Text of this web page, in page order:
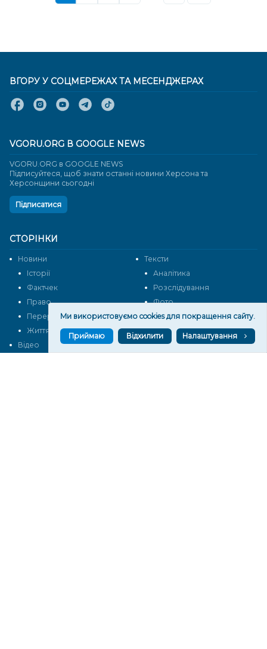
СТОРІНКИ
Новини
Тексти
Історії
Аналітика
Фактчек
Розслідування
Право
Фото
Перерва на каву
Промо
Життя
Блоги
Відео
Архів
ВГОРУ У СОЦМЕРЕЖАХ ТА МЕСЕНДЖЕРАХ
VGORU.ORG В GOOGLE NEWS
VGORU.ORG в GOOGLE NEWS
Підписуйтеся, щоб знати останні новини Херсона та
Херсонщини сьогодні
Підписатися
Ми використовуємо cookies для покращення сайту.
Приймаю Відхилити Налаштування